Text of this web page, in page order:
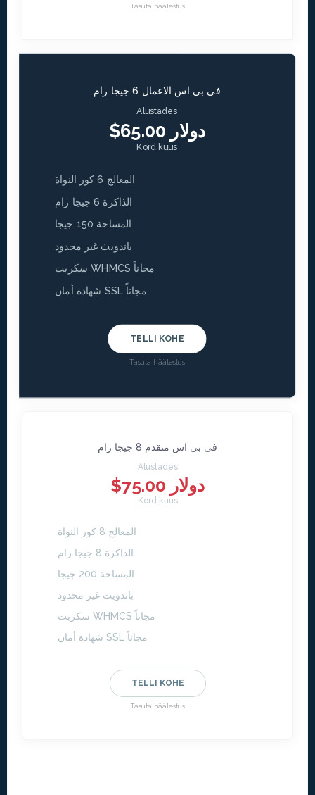
Tasuta häälestus
فى بى اس الاعمال 6 جيجا رام
Alustades
$65.00 دولار
Kord kuus
المعالج 6 كور النواة
الذاكرة 6 جيجا رام
المساحة 150 جيجا
باندويث غير محدود
سكربت WHMCS مجاناً
شهادة أمان SSL مجاناً
TELLI KOHE
Tasuta häälestus
فى بى اس متقدم 8 جيجا رام
Alustades
$75.00 دولار
Kord kuus
المعالج 8 كور النواة
الذاكرة 8 جيجا رام
المساحة 200 جيجا
باندويث غير محدود
سكربت WHMCS مجاناً
شهادة أمان SSL مجاناً
TELLI KOHE
Tasuta häälestus